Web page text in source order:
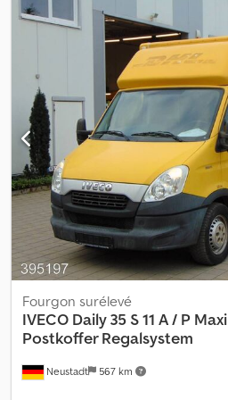
Neustadt 567 km
Fourgon surélevé
IVECO Daily 35 S 11 A / P Maxi
Postkoffer Regalsystem